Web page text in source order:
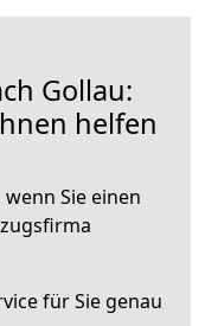
Gollau:
helfen
wenn Sie einen
für Sie genau